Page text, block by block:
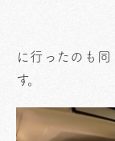
に行ったのも
す。